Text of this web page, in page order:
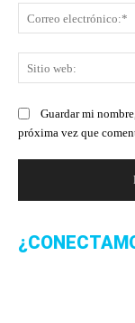
Guardar mi
próxima vez que